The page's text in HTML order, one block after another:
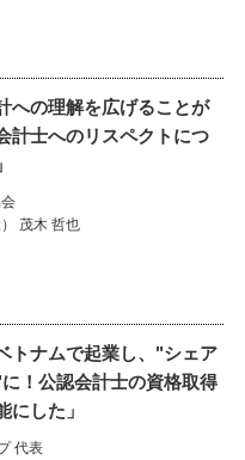
への理解を広げることが
計士へのリスペクトにつ
茂木 哲也
トナムで起業し、"シェア
！公認会計士の資格取得
にした」
代表